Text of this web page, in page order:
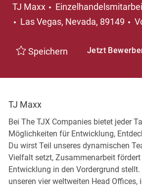
TJ Maxx Kategorie
Ort
Las Vegas, Nevada, 89149
Speichern Jetzt
TJ Maxx
Bei The TJX Companies bietet jeder
Möglichkeiten für Entwicklung,
Du wirst Teil unseres dynamischen
Vielfalt setzt, Zusammenarbeit
Entwicklung in den Vordergrund stellt.
unseren vier weltweiten Head Offices,